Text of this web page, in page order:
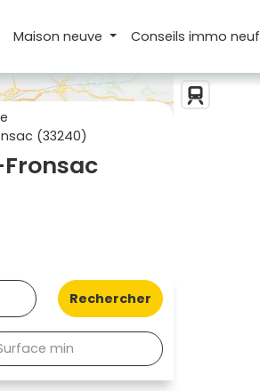
Maison neuve Conseilsimmo neuf
(33240)
Rechercher